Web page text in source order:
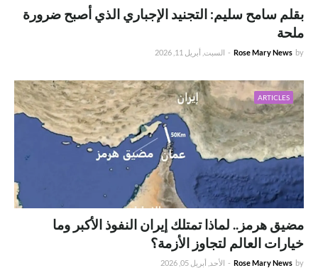
بقلم سامح سليم: التجنيد الإجباري الذي أصبح ضرورة
ملحة
by
Rose Mary News
- السبت, أبريل 11, 2026
ARTICLES
مضيق هرمز.. لماذا تمتلك إيران النفوذ الأكبر وما
خيارات العالم لتجاوز الأزمة؟
by
Rose Mary News
- الأحد, أبريل 05, 2026